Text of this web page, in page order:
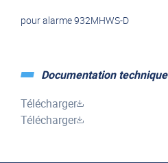
pour alarme 932MHWS-D
Documentation technique
Télécharger
Télécharger